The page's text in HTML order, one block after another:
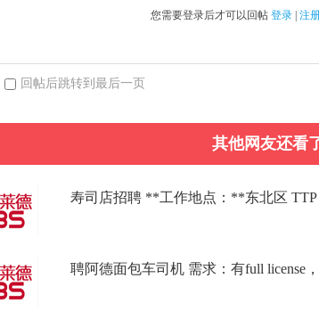
您需要登录后才可以回帖 登录 | 注
回帖后跳转到最后一页
其他网友还看
寿司店招聘 **工作地点：**东北区 TTP
聘阿德面包车司机 需求：有full license